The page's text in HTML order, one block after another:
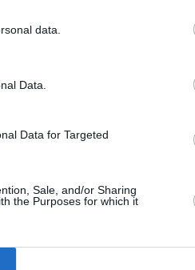
data.
Data.
Data for Targeted
Sale, and/or Sharing
the Purposes for which it
und gesund. Die
Rindfleisch kochen
Rindfleisch kochen - Wer ein